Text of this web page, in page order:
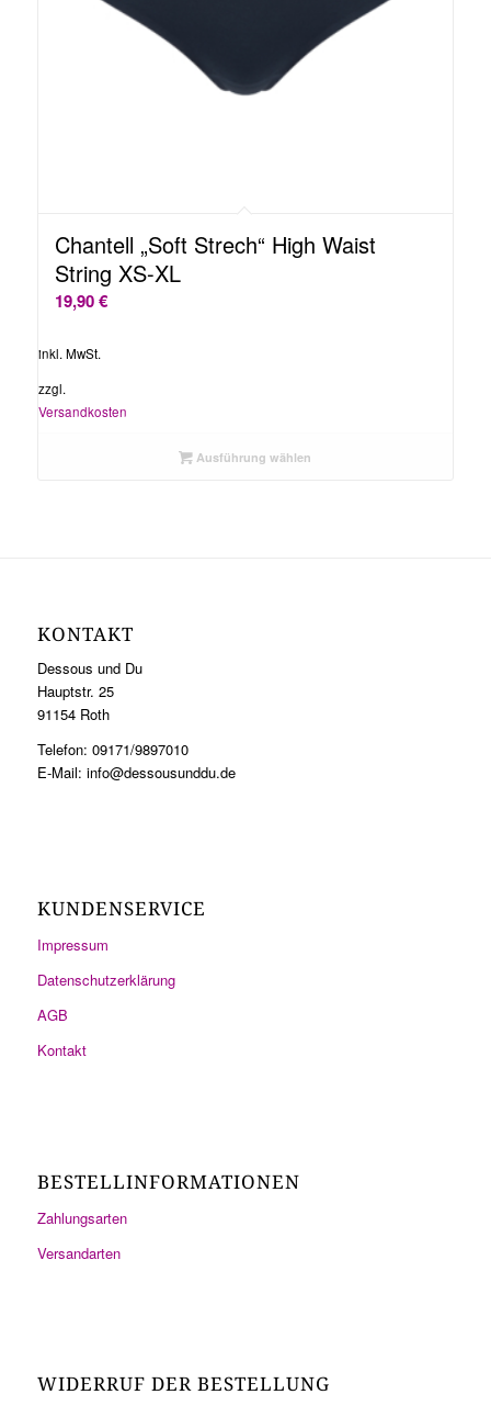
Chantell „Soft Strech“ High Waist
String XS-XL
19,90€
inkl. MwSt.
zzgl.
Versandkosten
Ausführung wählen
KONTAKT
Dessous und Du
Hauptstr. 25
91154 Roth
Telefon: 09171/9897010
E-Mail: info@dessousunddu.de
KUNDENSERVICE
Impressum
Datenschutzerklärung
AGB
Kontakt
BESTELLINFORMATIONEN
Zahlungsarten
Versandarten
WIDERRUF DER BESTELLUNG